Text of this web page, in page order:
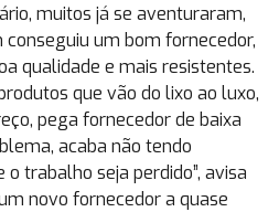
muitos já se aventuraram,
um bom fornecedor,
qualidade e mais resistentes.
que vão do lixo ao luxo,
pega fornecedor de baixa
acaba não tendo
trabalho seja perdido”, avisa
novo fornecedor a quase